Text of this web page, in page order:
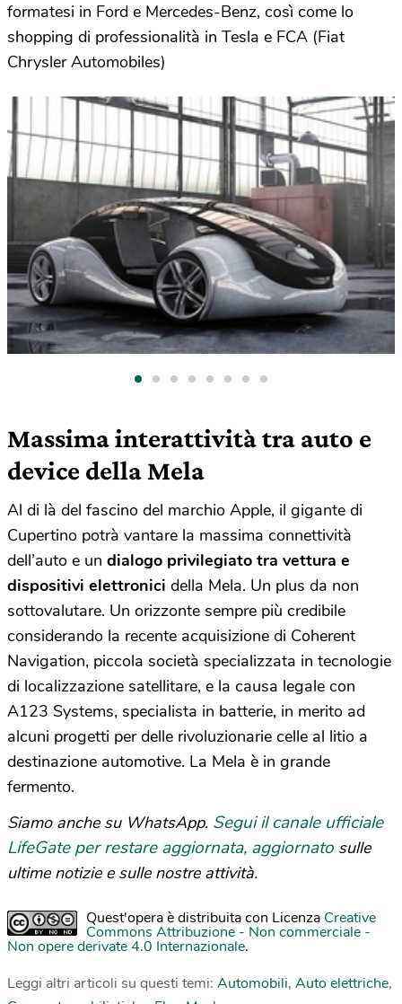
formatesi in Ford e Mercedes-Benz, così come lo
shopping di professionalità in Tesla e FCA (Fiat
Chrysler Automobiles)
Massima interattività tra auto e
device della Mela
Al di là del fascino del marchio Apple, il gigante di
Cupertino potrà vantare la massima connettività
dell’auto e un dialogo privilegiato tra vettura e
dispositivi elettronici della Mela. Un plus da non
sottovalutare. Un orizzonte sempre più credibile
considerando la recente acquisizione di Coherent
Navigation, piccola società specializzata in tecnologie
di localizzazione satellitare, e la causa legale con
A123 Systems, specialista in batterie, in merito ad
alcuni progetti per delle rivoluzionarie celle al litio a
destinazione automotive. La Mela è in grande
fermento.
Siamo anche su WhatsApp. Segui il canale ufficiale
LifeGate per restare aggiornata, aggiornato sulle
ultime notizie e sulle nostre attività.
Quest'opera è distribuita con Licenza Creative
Commons Attribuzione - Non commerciale -
Non opere derivate 4.0 Internazionale.
Leggi altri articoli su questi temi: Automobili, Auto elettriche,